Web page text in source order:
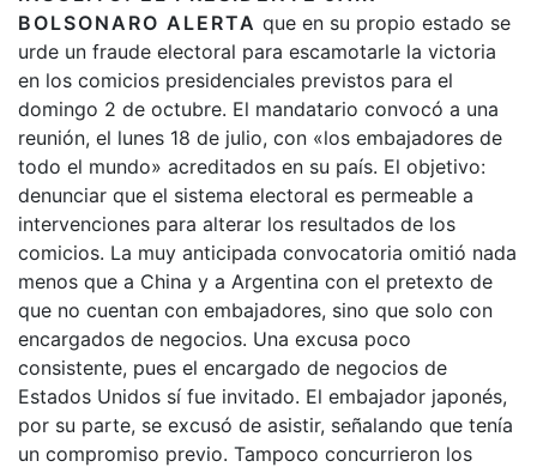
BOLSONARO ALERTA que en su propio estado se
urde un fraude electoral para escamotarle la victoria
en los comicios presidenciales previstos para el
domingo 2 de octubre. El mandatario convocó a una
reunión, el lunes 18 de julio, con «los embajadores de
todo el mundo» acreditados en su país. El objetivo:
denunciar que el sistema electoral es permeable a
intervenciones para alterar los resultados de los
comicios. La muy anticipada convocatoria omitió nada
menos que a China y a Argentina con el pretexto de
que no cuentan con embajadores, sino que solo con
encargados de negocios. Una excusa poco
consistente, pues el encargado de negocios de
Estados Unidos sí fue invitado. El embajador japonés,
por su parte, se excusó de asistir, señalando que tenía
un compromiso previo. Tampoco concurrieron los